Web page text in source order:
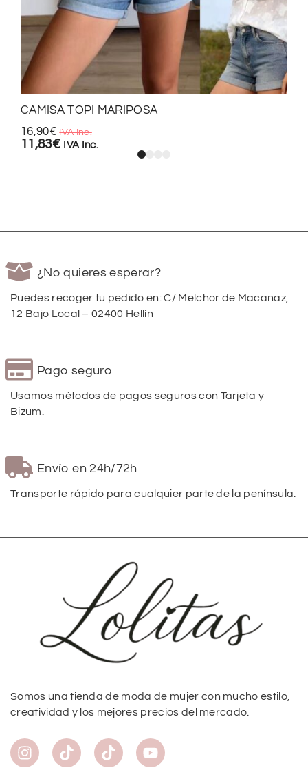
CAMISA TOPI MARIPOSA
16,90€ IVA Inc.
11,83€ IVA Inc.
¿No quieres esperar?
Puedes recoger tu pedido en: C/ Melchor de Macanaz,
12 Bajo Local – 02400 Hellín
Pago seguro
Usamos métodos de pagos seguros con Tarjeta y
Bizum.
Envío en 24h/72h
Transporte rápido para cualquier parte de la península.
Somos una tienda de moda de mujer con mucho estilo,
creatividad y los mejores precios del mercado.